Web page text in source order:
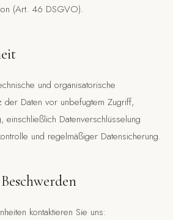
(Art. 46 DSGVO).
und organisatorische
der Daten vor unbefugtem Zugriff,
einschließlich Datenverschlüsselung
und regelmäßiger Datensicherung.
kontaktieren Sie uns: